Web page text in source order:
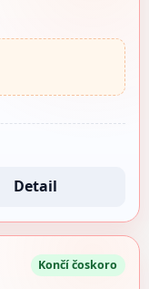
Detail
Končí čoskoro